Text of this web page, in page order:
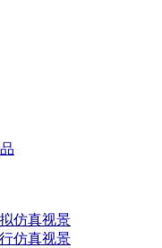
仿真视景
仿真视景